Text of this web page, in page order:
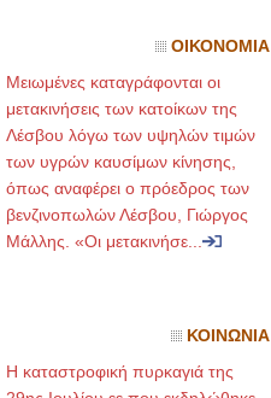
ΟΙΚΟΝΟΜΙΑ
Μειωμένες καταγράφονται οι
μετακινήσεις των κατοίκων της
Λέσβου λόγω των υψηλών τιμών
των υγρών καυσίμων κίνησης,
όπως αναφέρει ο πρόεδρος των
βενζινοπωλών Λέσβου, Γιώργος
Μάλλης. «Οι μετακινήσε...
ΚΟΙΝΩΝΙΑ
Η καταστροφική πυρκαγιά της